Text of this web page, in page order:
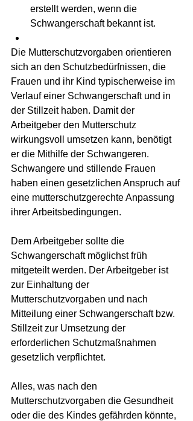
erstellt werden, wenn die
Schwangerschaft bekannt ist.
Die Mutterschutzvorgaben orientieren
sich an den Schutzbedürfnissen, die
Frauen und ihr Kind typischerweise im
Verlauf einer Schwangerschaft und in
der Stillzeit haben. Damit der
Arbeitgeber den Mutterschutz
wirkungsvoll umsetzen kann, benötigt
er die Mithilfe der Schwangeren.
Schwangere und stillende Frauen
haben einen gesetzlichen Anspruch auf
eine mutterschutzgerechte Anpassung
ihrer Arbeitsbedingungen.
Dem Arbeitgeber sollte die
Schwangerschaft möglichst früh
mitgeteilt werden. Der Arbeitgeber ist
zur Einhaltung der
Mutterschutzvorgaben und nach
Mitteilung einer Schwangerschaft bzw.
Stillzeit zur Umsetzung der
erforderlichen Schutzmaßnahmen
gesetzlich verpflichtet.
Alles, was nach den
Mutterschutzvorgaben die Gesundheit
oder die des Kindes gefährden könnte,